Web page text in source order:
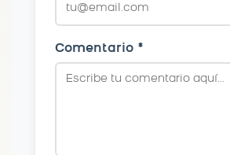
Comentario *